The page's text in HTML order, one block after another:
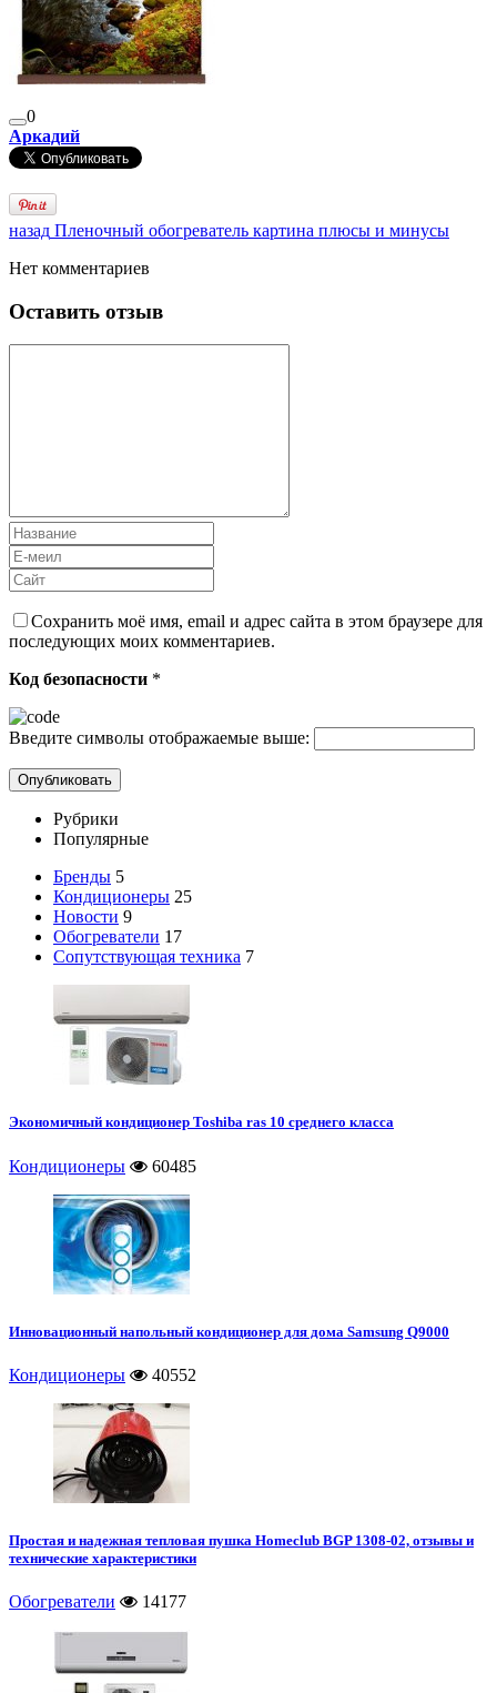
0
Аркадий
назад Пленочный обогреватель картина плюсы и минусы
Нет комментариев
Оставить отзыв
Сохранить моё имя, email и адрес сайта в этом браузере для
последующих моих комментариев.
Код безопасности *
Введите символы отображаемые выше:
Рубрики
Популярные
Бренды 5
Кондиционеры 25
Новости 9
Обогреватели 17
Сопутствующая техника 7
Экономичный кондиционер Toshiba ras 10 среднего класса
Кондиционеры 60485
Инновационный напольный кондиционер для дома Samsung Q9000
Кондиционеры 40552
Простая и надежная тепловая пушка Homeclub BGP 1308-02, отзывы и
технические характеристики
Обогреватели 14177